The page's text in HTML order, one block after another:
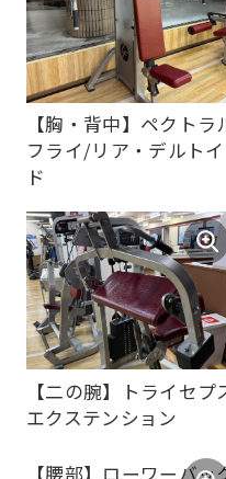
【胸・背中】ペクトラル
フライ/リア・デルトイ
ド
エクステンション